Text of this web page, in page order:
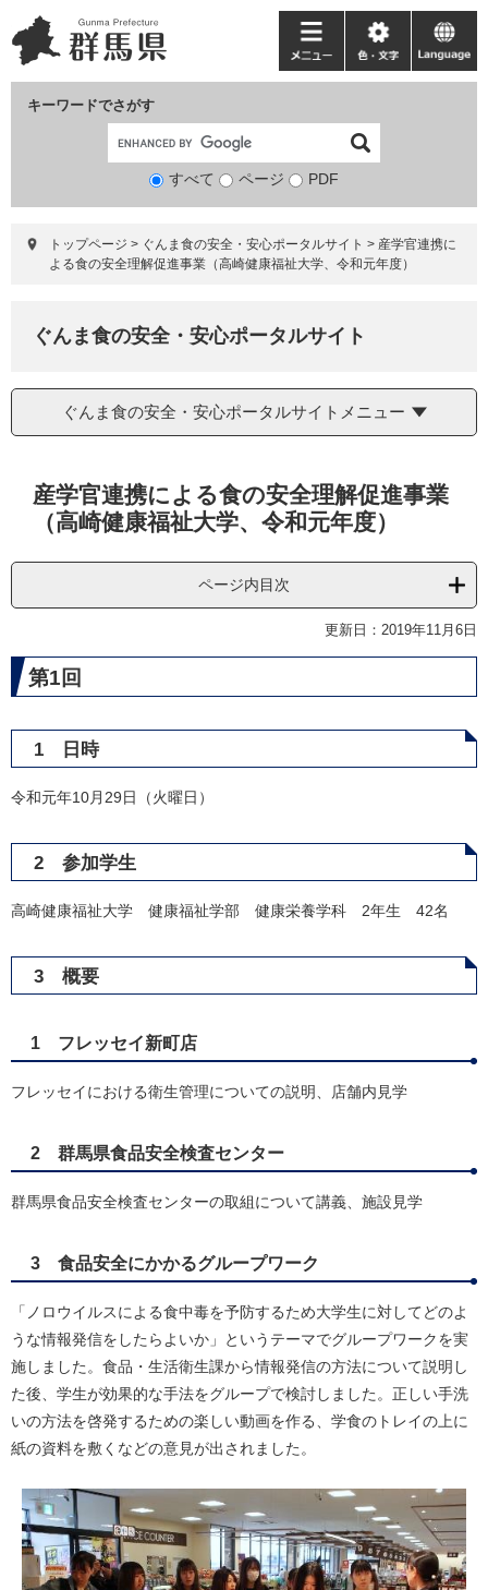
ー
ジ
ニ
ュ
て
キーワードでさがす
検
象
すべて ページ PDF
メ
ニ
ー
色・
文
language
トップページ > ぐんま食の安全・安心ポータルサイト > 産学官連携に
よる食の安全理解促進事業（高崎健康福祉大学、令和元年度）
ぐんま食の安全・安心ポータルサイト
ぐんま食の安全・安心ポータルサイトメニュー
産学官連携による食の安全理解促進事業
（高崎健康福祉大学、令和元年度）
ページ内目次
更新日：2019年11月6日
第1回
1 日時
令和元年10月29日（火曜日）
2 参加学生
高崎健康福祉大学 健康福祉学部 健康栄養学科 2年生 42名
3 概要
1 フレッセイ新町店
フレッセイにおける衛生管理についての説明、店舗内見学
2 群馬県食品安全検査センター
群馬県食品安全検査センターの取組について講義、施設見学
3 食品安全にかかるグループワーク
「ノロウイルスによる食中毒を予防するため大学生に対してどのよ
うな情報発信をしたらよいか」というテーマでグループワークを実
施しました。食品・生活衛生課から情報発信の方法について説明し
た後、学生が効果的な手法をグループで検討しました。正しい手洗
いの方法を啓発するための楽しい動画を作る、学食のトレイの上に
紙の資料を敷くなどの意見が出されました。